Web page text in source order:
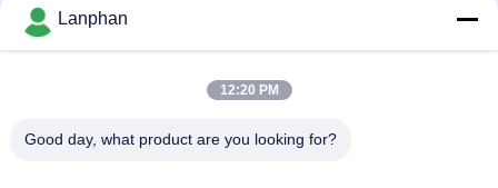
Hàng đầu
Lanphan
12:20 PM
Good day, what product are you looking for?